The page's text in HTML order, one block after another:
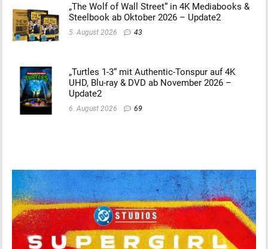
„The Wolf of Wall Street“ in 4K Mediabooks &
Steelbook ab Oktober 2026 – Update2
5. August 2026 43
„Turtles 1-3“ mit Authentic-Tonspur auf 4K
UHD, Blu-ray & DVD ab November 2026 –
Update2
6. August 2026 69